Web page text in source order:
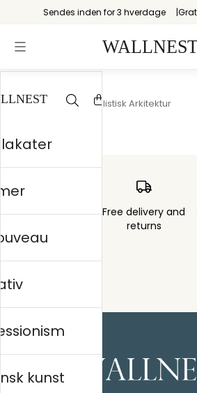
Sendes inden for 3 hverdage
Startsiden Minimalistisk Arkitektur
Order sent within Free delivery and
returns
kunst